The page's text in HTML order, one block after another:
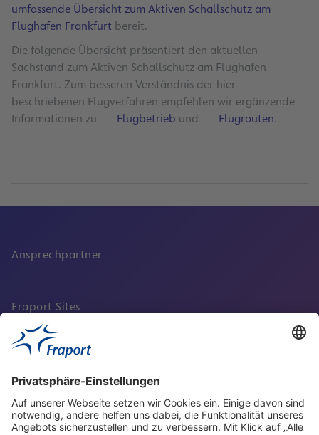
umfassende Übersicht zum Aktiven Schallschutz am
Flughafen Frankfurt bereit.
Die folgende Übersicht präsentiert den aktuellen
Sachstand zum Aktiven Schallschutz am Flughafen
Frankfurt. Zum besseren Verständnis der hier
beschriebenen Flugverfahren empfehlen wir ergänzende
Informationen zu
Flugbetrieb und Flugrouten.
Ansprechpartner
Fraport Sites
Aktuell
Service